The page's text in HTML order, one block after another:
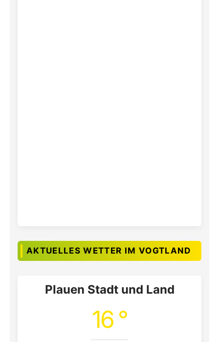
AKTUELLES WETTER IM VOGTLAND
Plauen Stadt und Land
16 °